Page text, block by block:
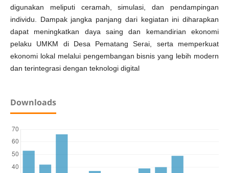
digunakan meliputi ceramah, simulasi, dan pendampingan
individu. Dampak jangka panjang dari kegiatan ini diharapkan
dapat meningkatkan daya saing dan kemandirian ekonomi
pelaku UMKM di Desa Pematang Serai, serta memperkuat
ekonomi lokal melalui pengembangan bisnis yang lebih modern
dan terintegrasi dengan teknologi digital
Downloads